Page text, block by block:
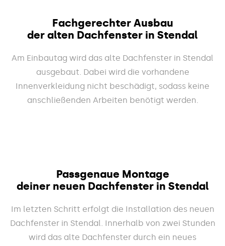
Fachgerechter Ausbau
der alten Dachfenster in Stendal
Am Einbautag wird das alte Dachfenster in Stendal
ausgebaut. Dabei wird die vorhandene
Innenverkleidung nicht beschädigt, sodass keine
anschließenden Arbeiten benötigt werden.
Passgenaue Montage
deiner neuen Dachfenster in Stendal
Im letzten Schritt erfolgt die Installation des neuen
Dachfenster in Stendal. Innerhalb von zwei Stunden
wird das alte Dachfenster durch ein neues